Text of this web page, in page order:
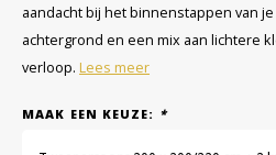
aandacht bij het binnenstappen van
achtergrond en een mix aan lichtere
verloop. Lees meer
MAAK EEN KEUZE: *